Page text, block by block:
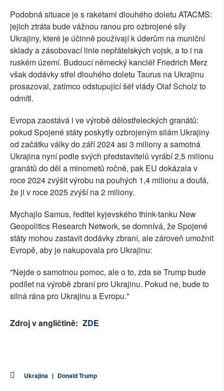
Podobná situace je s raketami dlouhého doletu ATACMS:
jejich ztráta bude vážnou ranou pro ozbrojené síly
Ukrajiny, které je účinně používají k úderům na muniční
sklady a zásobovací linie nepřátelských vojsk, a to i na
ruském území. Budoucí německý kancléř Friedrich Merz
však dodávky střel dlouhého doletu Taurus na Ukrajinu
prosazoval, zatímco odstupující šéf vlády Olaf Scholz to
odmítl.
Evropa zaostává i ve výrobě dělostřeleckých granátů:
pokud Spojené státy poskytly ozbrojeným silám Ukrajiny
od začátku války do září 2024 asi 3 miliony a samotná
Ukrajina nyní podle svých představitelů vyrábí 2,5 milionu
granátů do děl a minometů ročně, pak EU dokázala v
roce 2024 zvýšit výrobu na pouhých 1,4 milionu a doufá,
že ji v roce 2025 zvýší na 2 miliony.
Mychajlo Samus, ředitel kyjevského think-tanku New
Geopolitics Research Network, se domnívá, že Spojené
státy mohou zastavit dodávky zbraní, ale zároveň umožnit
Evropě, aby je nakupovala pro Ukrajinu:
"Nejde o samotnou pomoc, ale o to, zda se Trump bude
podílet na výrobě zbraní pro Ukrajinu. Pokud ne, bude to
silná rána pro Ukrajinu a Evropu."
Zdroj v angličtině: ZDE
Ukrajina | Donald Trump